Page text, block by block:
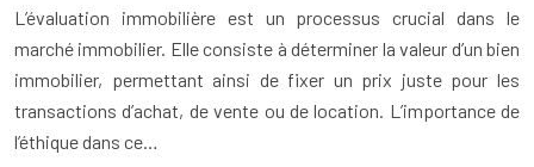
L’évaluation immobilière est un processus crucial dans le
marché immobilier. Elle consiste à déterminer la valeur d’un bien
immobilier, permettant ainsi de fixer un prix juste pour les
transactions d’achat, de vente ou de location. L’importance de
l’éthique dans ce…